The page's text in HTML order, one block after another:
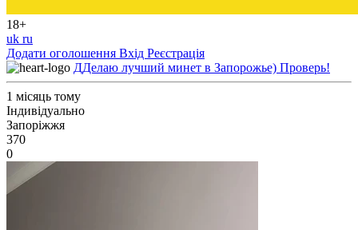
18+
uk ru
Додати оголошення Вхід Реєстрація
ДДелаю лучший минет в Запорожье) Проверь!
1 місяць тому
Індивідуально
Запоріжжя
370
0